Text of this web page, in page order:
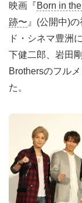
映画『Born in
跡〜 』(公開中)
ド・シネマ豊洲
下健二郎、岩田
Brothersのフル
た。